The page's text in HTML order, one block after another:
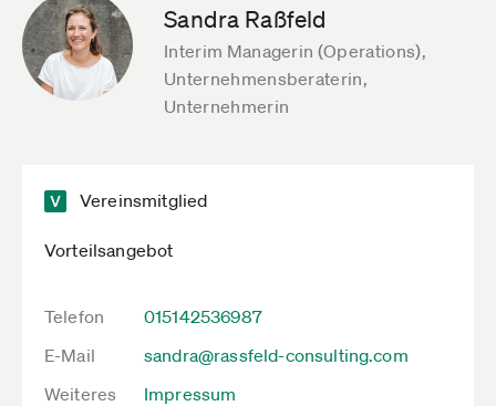
Sandra Raßfeld
Interim Managerin (Operations),
Unternehmensberaterin,
Unternehmerin
Vereinsmitglied
Vorteilsangebot
Telefon
015142536987
E-Mail
sandra@rassfeld-consulting.com
Weiteres
Impressum